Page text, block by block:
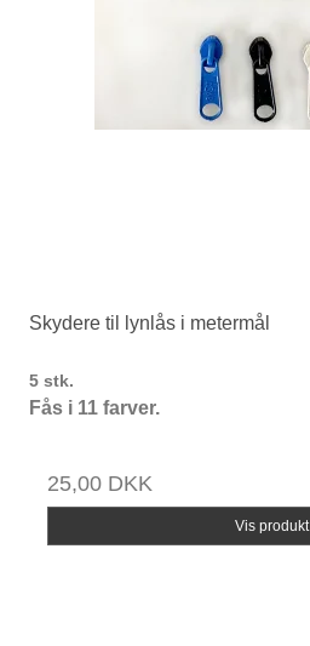
Skydere til lynlås i metermål
5 stk.
Fås i 11 farver.
25,00 DKK
Vis produkt